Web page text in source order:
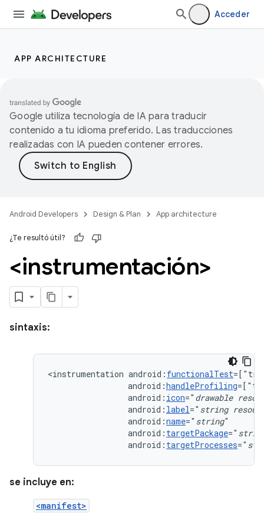
Acceder
APP ARCHITECTURE
Google utiliza tecnología de IA para traducir
contenido a tu idioma preferido. Las traducciones
realizadas con IA pueden contener errores.
Android Developers Design & Plan App architecture
¿Te resultó útil?
<instrumentación>
sintaxis:
<instrumentation android: functionalTest
android:handleProfiling
android: icon=" drawable
android: label=" string
android:name=" string
android: targetPackage="
android: targetProcesses="
se incluye en:
<manifest>